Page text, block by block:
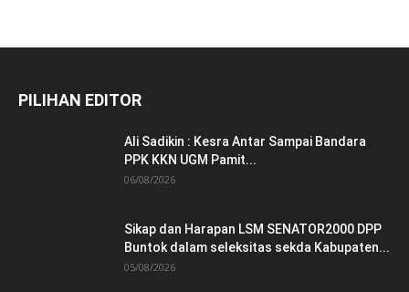
PILIHAN EDITOR
Ali Sadikin : Kesra Antar Sampai Bandara
PPK KKN UGM Pamit...
06/08/2026
Sikap dan Harapan LSM SENATOR2000 DPP
Buntok dalam seleksitas sekda Kabupaten...
05/08/2026